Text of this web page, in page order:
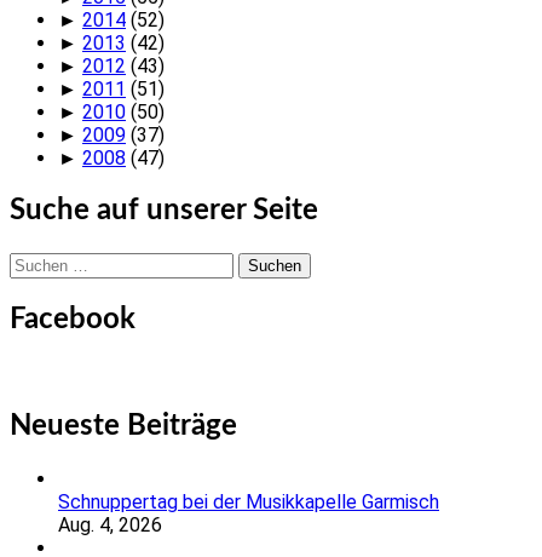
► 2014 (52)
► 2013 (42)
► 2012 (43)
► 2011 (51)
► 2010 (50)
► 2009 (37)
► 2008 (47)
Suche auf unserer Seite
Suchen
nach:
Facebook
Neueste Beiträge
Schnuppertag bei der Musikkapelle Garmisch
Aug. 4, 2026